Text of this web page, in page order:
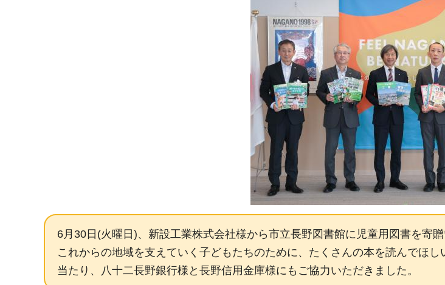
6月30日(火曜日)、新設工業株式会社様から市立長野図書館に児童用図書を寄贈
これからの地域を支えていく子どもたちのために、たくさんの本を読んでほ
当たり、八十二長野銀行様と長野信用金庫様にもご協力いただきました。